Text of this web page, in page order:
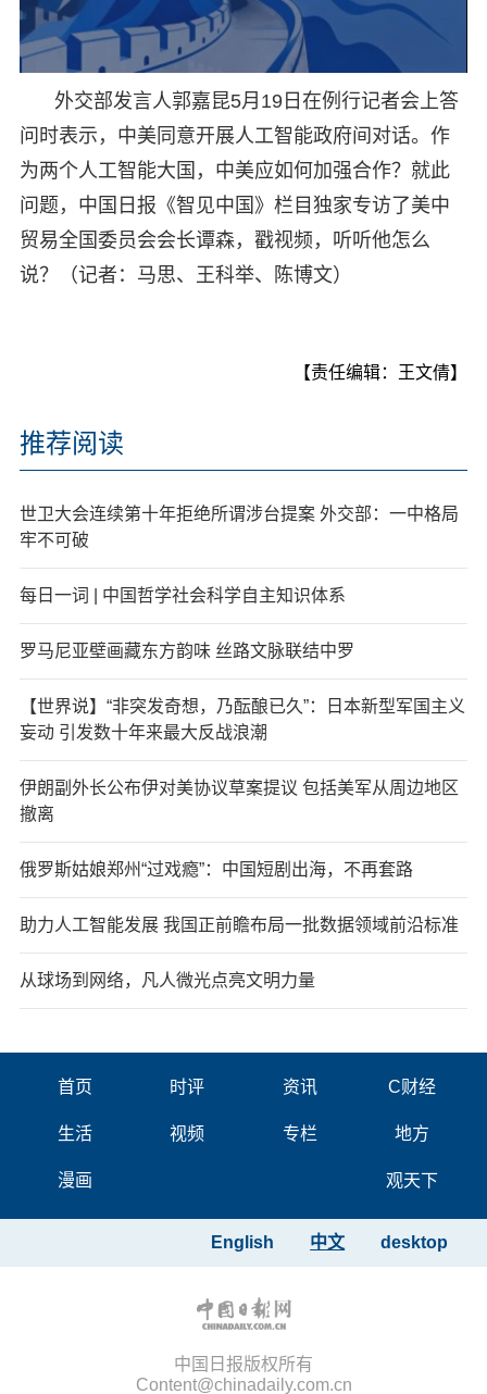
外交部发言人郭嘉昆5月19日在例行记者会上答
问时表示，中美同意开展人工智能政府间对话。作
为两个人工智能大国，中美应如何加强合作？就此
问题，中国日报《智见中国》栏目独家专访了美中
贸易全国委员会会长谭森，戳视频，听听他怎么
说？（记者：马思、王科举、陈博文）
【责任编辑：王文倩】
推荐阅读
世卫大会连续第十年拒绝所谓涉台提案 外交部：一中格局
牢不可破
每日一词 | 中国哲学社会科学自主知识体系
罗马尼亚壁画藏东方韵味 丝路文脉联结中罗
【世界说】“非突发奇想，乃酝酿已久”：日本新型军国主义
妄动 引发数十年来最大反战浪潮
伊朗副外长公布伊对美协议草案提议 包括美军从周边地区
撤离
俄罗斯姑娘郑州“过戏瘾”：中国短剧出海，不再套路
助力人工智能发展 我国正前瞻布局一批数据领域前沿标准
从球场到网络，凡人微光点亮文明力量
首页 时评 资讯 C财经
生活 视频 专栏 地方
漫画 观天下
desktop
中文
English
中国日报版权所有
Content@chinadaily.com.cn